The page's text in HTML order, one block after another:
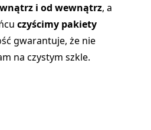
i od wewnątrz, a
czyścimy pakiety
gwarantuje, że nie
na czystym szkle.